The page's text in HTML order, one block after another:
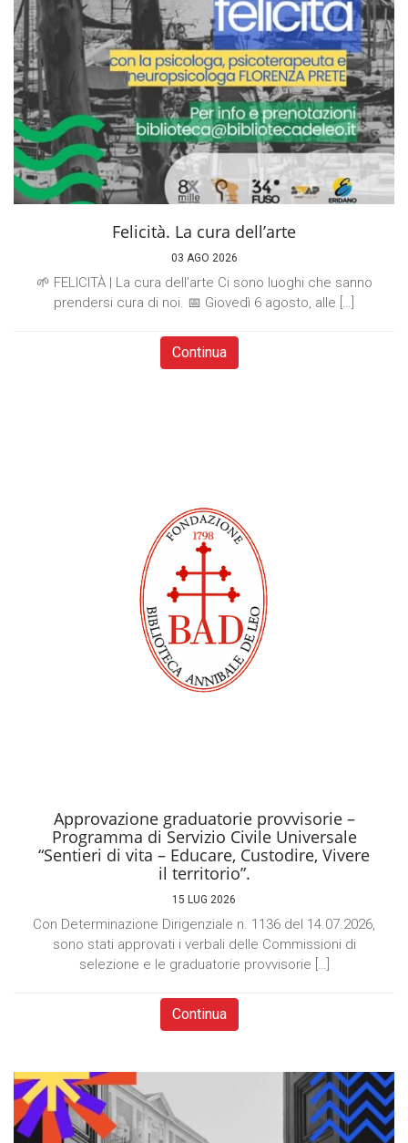
Felicità. La cura dell’arte
03 AGO 2026
🌱 FELICITÀ | La cura dell’arte Ci sono luoghi che sanno
prendersi cura di noi. 📅 Giovedì 6 agosto, alle […]
Continua
Approvazione graduatorie provvisorie –
Programma di Servizio Civile Universale
“Sentieri di vita – Educare, Custodire, Vivere
il territorio”.
15 LUG 2026
Con Determinazione Dirigenziale n. 1136 del 14.07.2026,
sono stati approvati i verbali delle Commissioni di
selezione e le graduatorie provvisorie […]
Continua